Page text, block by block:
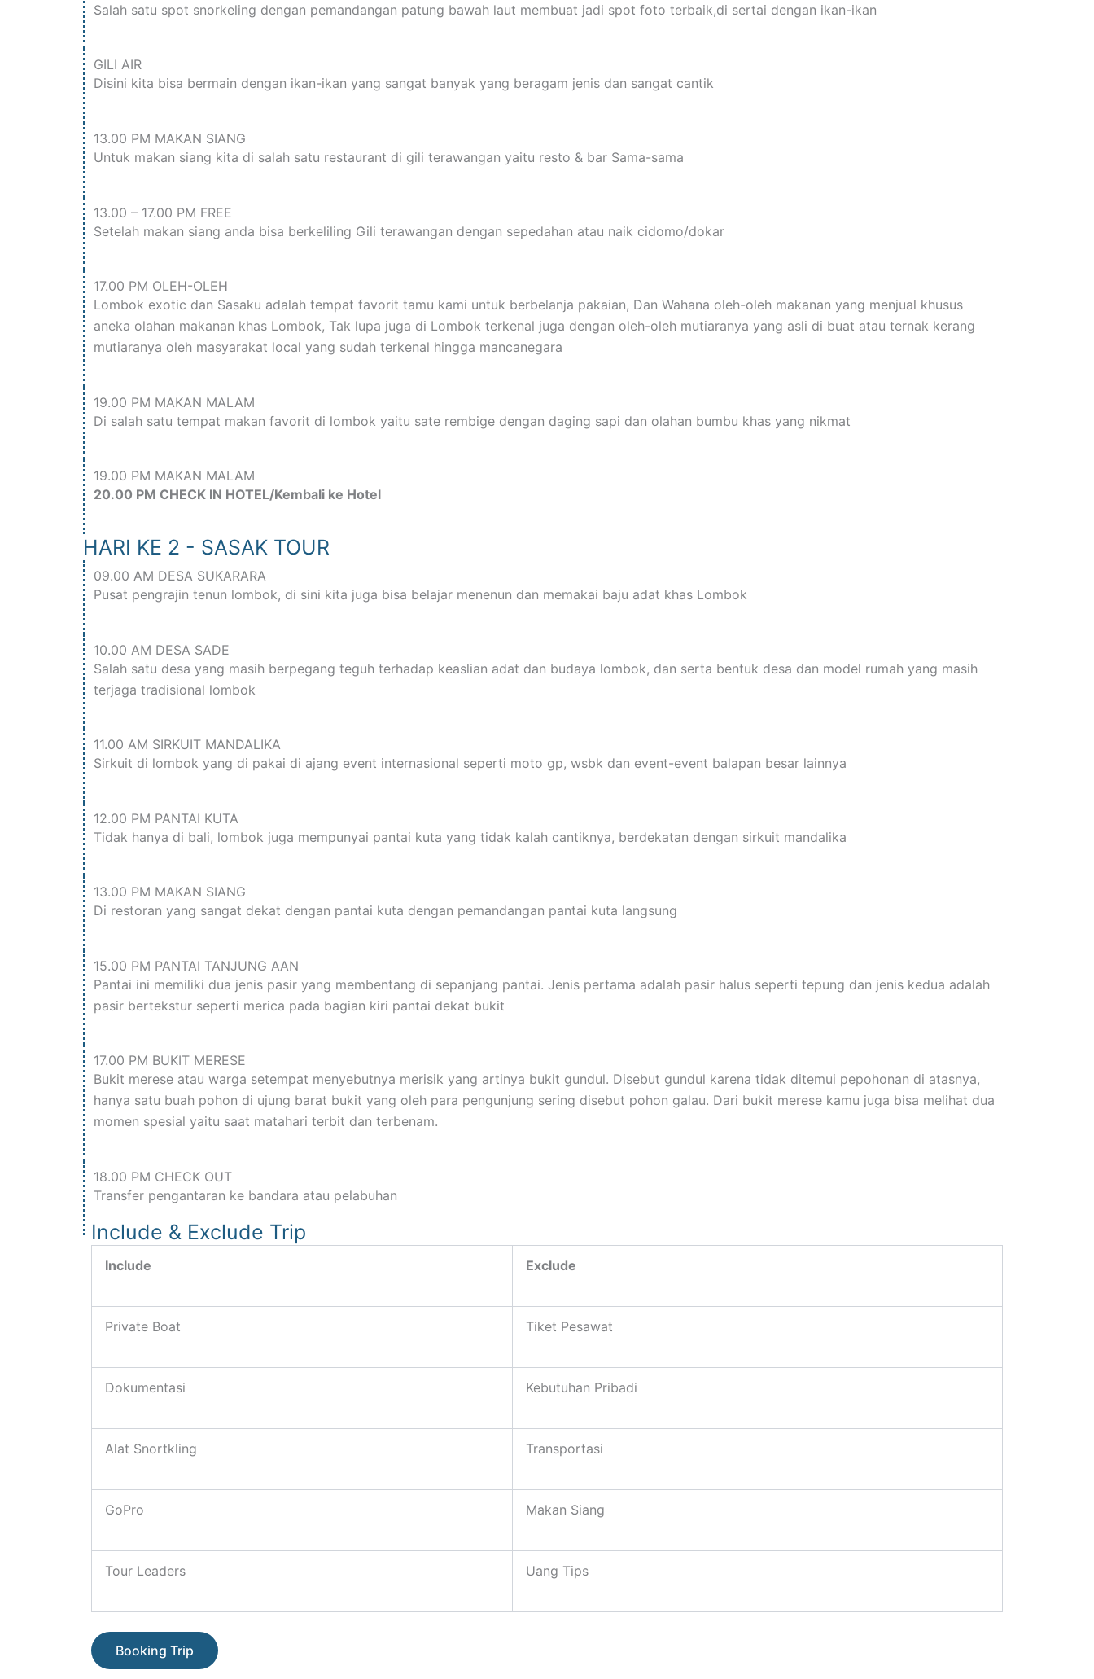
Salah satu spot snorkeling dengan pemandangan patung bawah laut membuat jadi spot foto terbaik,di sertai dengan ikan-ikan
GILI AIR
Disini kita bisa bermain dengan ikan-ikan yang sangat banyak yang beragam jenis dan sangat cantik
13.00 PM MAKAN SIANG
Untuk makan siang kita di salah satu restaurant di gili terawangan yaitu resto & bar Sama-sama
13.00 – 17.00 PM FREE
Setelah makan siang anda bisa berkeliling Gili terawangan dengan sepedahan atau naik cidomo/dokar
17.00 PM OLEH-OLEH
Lombok exotic dan Sasaku adalah tempat favorit tamu kami untuk berbelanja pakaian, Dan Wahana oleh-oleh makanan yang menjual khusus
aneka olahan makanan khas Lombok, Tak lupa juga di Lombok terkenal juga dengan oleh-oleh mutiaranya yang asli di buat atau ternak kerang
mutiaranya oleh masyarakat local yang sudah terkenal hingga mancanegara
19.00 PM MAKAN MALAM
Di salah satu tempat makan favorit di lombok yaitu sate rembige dengan daging sapi dan olahan bumbu khas yang nikmat
19.00 PM MAKAN MALAM
20.00 PM CHECK IN HOTEL/Kembali ke Hotel
HARI KE 2 - SASAK TOUR
09.00 AM DESA SUKARARA
Pusat pengrajin tenun lombok, di sini kita juga bisa belajar menenun dan memakai baju adat khas Lombok
10.00 AM DESA SADE
Salah satu desa yang masih berpegang teguh terhadap keaslian adat dan budaya lombok, dan serta bentuk desa dan model rumah yang masih
terjaga tradisional lombok
11.00 AM SIRKUIT MANDALIKA
Sirkuit di lombok yang di pakai di ajang event internasional seperti moto gp, wsbk dan event-event balapan besar lainnya
12.00 PM PANTAI KUTA
Tidak hanya di bali, lombok juga mempunyai pantai kuta yang tidak kalah cantiknya, berdekatan dengan sirkuit mandalika
13.00 PM MAKAN SIANG
Di restoran yang sangat dekat dengan pantai kuta dengan pemandangan pantai kuta langsung
15.00 PM PANTAI TANJUNG AAN
Pantai ini memiliki dua jenis pasir yang membentang di sepanjang pantai. Jenis pertama adalah pasir halus seperti tepung dan jenis kedua adalah
pasir bertekstur seperti merica pada bagian kiri pantai dekat bukit
17.00 PM BUKIT MERESE
Bukit merese atau warga setempat menyebutnya merisik yang artinya bukit gundul. Disebut gundul karena tidak ditemui pepohonan di atasnya,
hanya satu buah pohon di ujung barat bukit yang oleh para pengunjung sering disebut pohon galau. Dari bukit merese kamu juga bisa melihat dua
momen spesial yaitu saat matahari terbit dan terbenam.
18.00 PM CHECK OUT
Transfer pengantaran ke bandara atau pelabuhan
Include & Exclude Trip
Include Exclude
Private Boat Tiket Pesawat
Dokumentasi Kebutuhan Pribadi
Alat Snortkling Transportasi
GoPro Makan Siang
Tour Leaders Uang Tips
Booking Trip